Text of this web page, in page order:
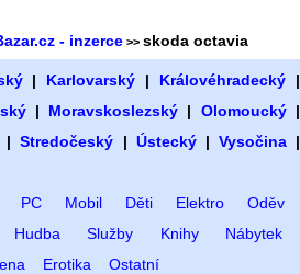
- inzerce >> skoda octavia
| Karlovarský | Královéhradecký |
| Moravskoslezský | Olomoucký|
|Stredočeský | Ústecký| Vysočina|
PC Mobil Děti Elektro
Oděv
Hudba Služby Knihy
Nábytek
Erotika Ostatní